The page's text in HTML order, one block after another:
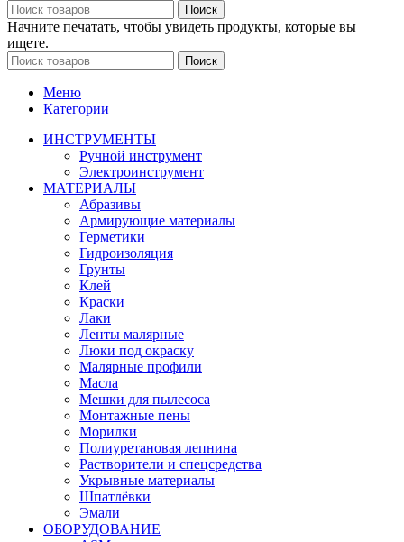
Поиск
Начните печатать, чтобы увидеть продукты, которые вы
ищете.
Поиск
Меню
Категории
ИНСТРУМЕНТЫ
Ручной инструмент
Электроинструмент
МАТЕРИАЛЫ
Абразивы
Армирующие материалы
Герметики
Гидроизоляция
Грунты
Клей
Краски
Лаки
Ленты малярные
Люки под окраску
Малярные профили
Масла
Мешки для пылесоса
Монтажные пены
Морилки
Полиуретановая лепнина
Растворители и спецсредства
Укрывные материалы
Шпатлёвки
Эмали
ОБОРУДОВАНИЕ